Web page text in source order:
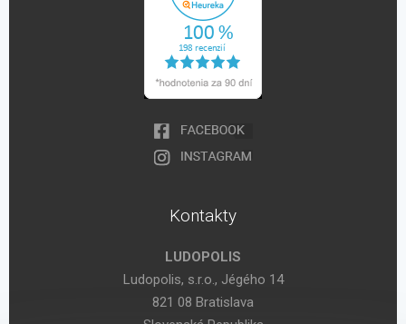
Kontakty
LUDOPOLIS
Ludopolis, s.r.o., Jégého 14
821 08 Bratislava